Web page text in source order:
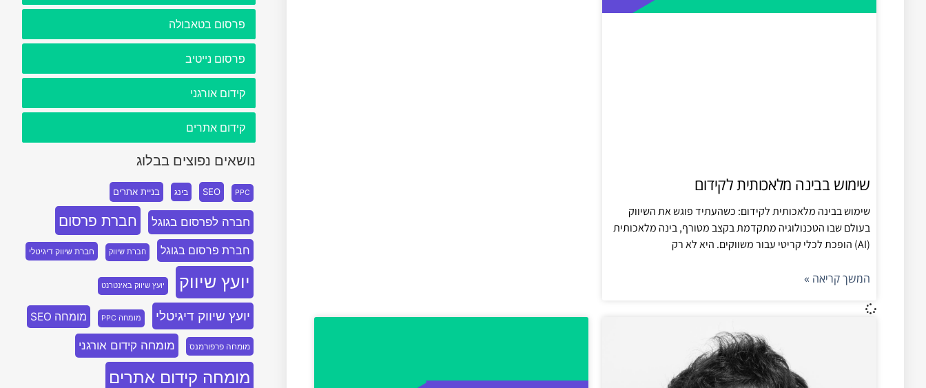
שימוש בבינה מלאכותית לקידום
שימוש בבינה מלאכותית לקידום: כשהעתיד פוגש את השיווק
בעולם שבו הטכנולוגיה מתקדמת בקצב מטורף, בינה מלאכותית
(AI) הופכת לכלי קריטי עבור משווקים. היא לא רק
המשך קריאה »
פרסום בטאבולה
פרסום נייטיב
קידום אורגני
קידום אתרים
נושאים נפוצים בבלוג
PPC
SEO בינג בניית אתרים
חברה לפרסום בגוגל חברת פרסום
חברת פרסום בגוגל חברת שיווק חברת שיווק דיגיטלי
יועץ שיווק יועץ שיווק באינטרנט
יועץ שיווק דיגיטלי מומחה PPC מומחה SEO
מומחה פרפורמנס מומחה קידום אורגני
מומחה קידום אתרים